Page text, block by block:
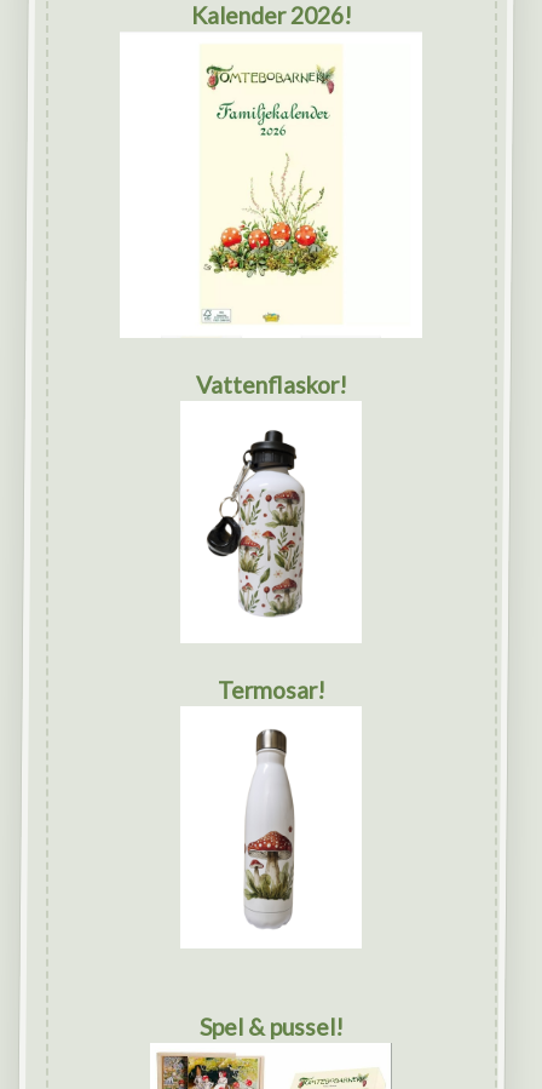
Kalender 2026!
Vattenflaskor!
Termosar!
Spel & pussel!